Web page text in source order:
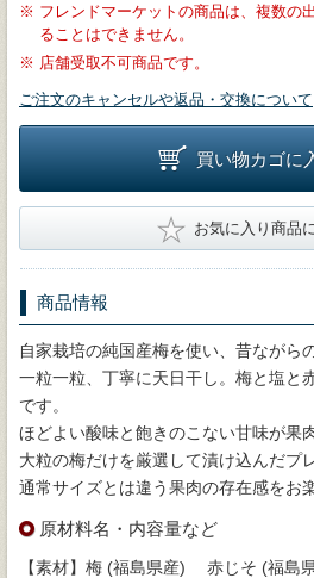
※ フレンドマーケットの商品は、複数の
ることはできません。
※ 店舗受取不可商品です。
ご注文のキャンセルや返品・交換について
買い物カゴに
★ お気に入り商品
商品情報
自家栽培の純国産梅を使い、昔ながら
一粒一粒、丁寧に天日干し。梅と塩と
です。
ほどよい酸味と飽きのこない甘味が果
大粒の梅だけを厳選して漬け込んだプ
通常サイズとは違う果肉の存在感をお
原材料名・内容量など
【素材】梅 (福島県産) 赤じそ (福